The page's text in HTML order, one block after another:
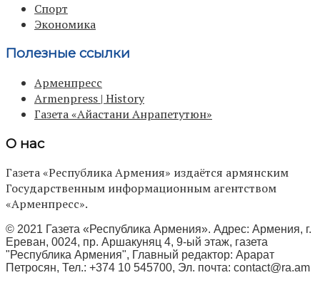
Спорт
Экономика
Полезные ссылки
Арменпресс
Armenpress | History
Газета «Айастани Анрапетутюн»
О нас
Газета «Республика Армения» издаётся армянским
Государственным информационным агентством
«Арменпресс».
© 2021 Газета «Республика Армения». Адрес: Армения, г.
Ереван, 0024, пр. Аршакуняц 4, 9-ый этаж, газета
"Республика Армения", Главный редактор: Арарат
Петросян, Тел.: +374 10 545700, Эл. почта: contact@ra.am